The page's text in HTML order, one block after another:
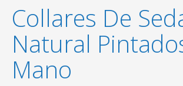
Collares De
Natural
Mano